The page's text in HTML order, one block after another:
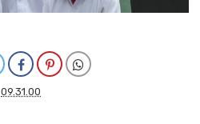
09.31.00